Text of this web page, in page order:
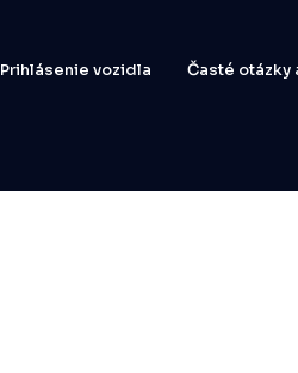
Prihlásenie vozidla Časté otázky